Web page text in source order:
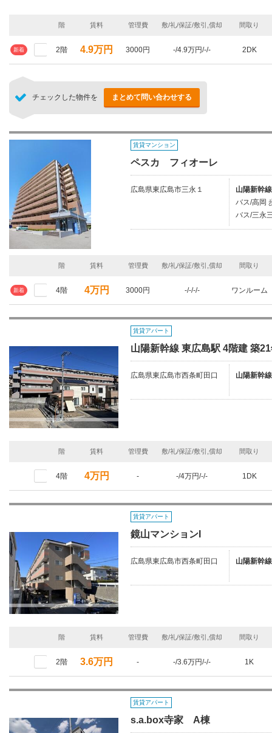
階 賃料 管理費 敷/礼/保証/敷引,償却 間取り
新着 2階 4.9万円 3000円 -/4.9万円/-/- 2DK
チェックした物件を まとめて問い合わせする
賃貸マンション
ペスカ フィオーレ
広島県東広島市三永１
山陽新幹
バス/高岡
バス/三永
階 賃料 管理費 敷/礼/保証/敷引,償却 間取り
新着 4階 4万円 3000円 -/-/-/- ワンルーム
賃貸アパート
山陽新幹線 東広島駅 4階建 築
広島県東広島市西条町田口 山陽新幹
階 賃料 管理費 敷/礼/保証/敷引,償却 間取り
4階 4万円 - -/4万円/-/- 1DK
賃貸アパート
鏡山マンションI
広島県東広島市西条町田口 山陽新幹
階 賃料 管理費 敷/礼/保証/敷引,償却 間取り
2階 3.6万円 - -/3.6万円/-/- 1K
賃貸アパート
s.a.box寺家 A棟